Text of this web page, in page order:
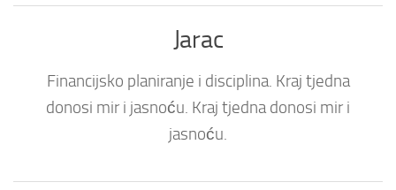
Jarac
Financijsko planiranje i disciplina. Kraj tjedna
donosi mir i jasnoću. Kraj tjedna donosi mir i
jasnoću.